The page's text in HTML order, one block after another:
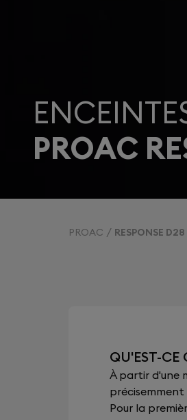
PROAC
PROAC RESPONSE D28
QU'EST-CE
À partir d'une
précisemment
Pour la